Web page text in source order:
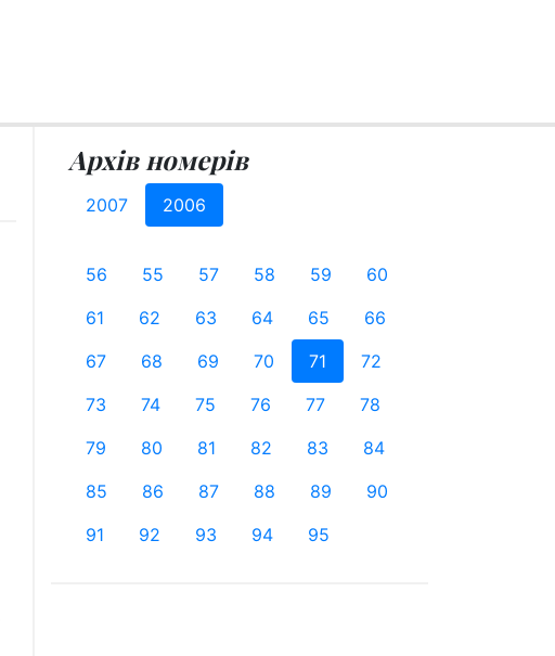
Архів номерів
2007 2006
56 55 57 58 59
60
61
62 63 64 65
66
67
68 69 70 71
72
73
74 75 76 77
78
79
80 81 82 83
84
85
86 87 88 89
90
91
92 93 94 95